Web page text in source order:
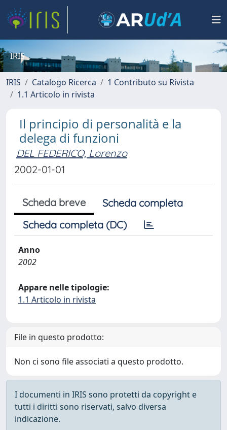
IRIS
IRIS Catalogo Ricerca
1 Contributo su Rivista
1.1 Articolo in rivista
Il principio di personalità e la
delega di funzioni
DEL FEDERICO, Lorenzo
2002-01-01
Scheda breve
Scheda completa
Scheda completa (DC)
Anno
2002
Appare nelle tipologie:
1.1 Articolo in rivista
File in questo prodotto:
Non ci sono file associati a questo prodotto.
I documenti in IRIS sono protetti da copyright e
tutti i diritti sono riservati, salvo diversa
indicazione.